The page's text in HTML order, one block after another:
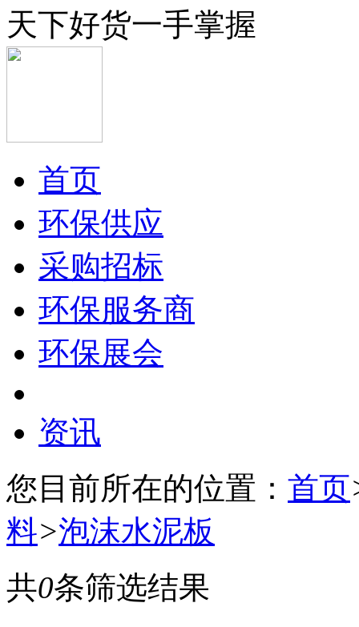
天下好货一手掌握
首页
环保供应
采购招标
环保服务商
环保展会
资讯
您目前所在的位置： 首页
料>泡沫水泥板
共0条筛选结果